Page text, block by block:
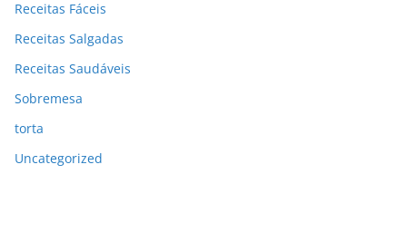
Receitas Fáceis
Receitas Salgadas
Receitas Saudáveis
Sobremesa
torta
Uncategorized